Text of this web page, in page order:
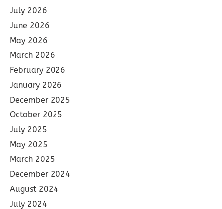
July 2026
June 2026
May 2026
March 2026
February 2026
January 2026
December 2025
October 2025
July 2025
May 2025
March 2025
December 2024
August 2024
July 2024